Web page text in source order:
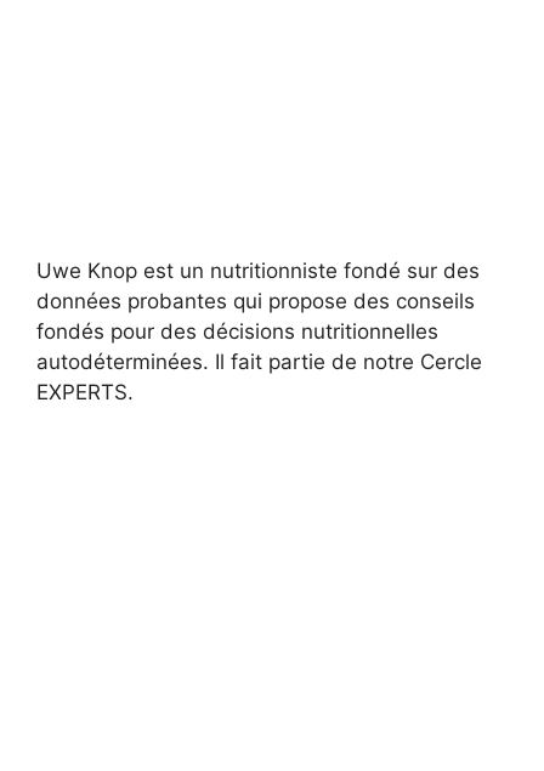
Uwe Knop est un nutritionniste fondé sur des
données probantes qui propose des conseils
fondés pour des décisions nutritionnelles
autodéterminées. Il fait partie de notre Cercle
EXPERTS.